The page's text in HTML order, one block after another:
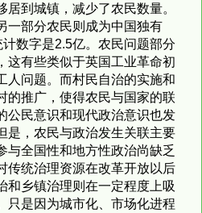
到城镇，减少了农民数量。
一部分农民则成为中国独有
数字是2.5亿。农民问题部分
这有些类似于英国工业革命初
人问题。而村民自治的实施和
的推广，使得农民与国家的联
公民意识和现代政治意识也发
是，农民与政治发生关联主要
与全国性和地方性政治尚缺乏
传统治理资源在改革开放以后
和乡镇治理则在一定程度上吸
只是因为城市化、市场化进程